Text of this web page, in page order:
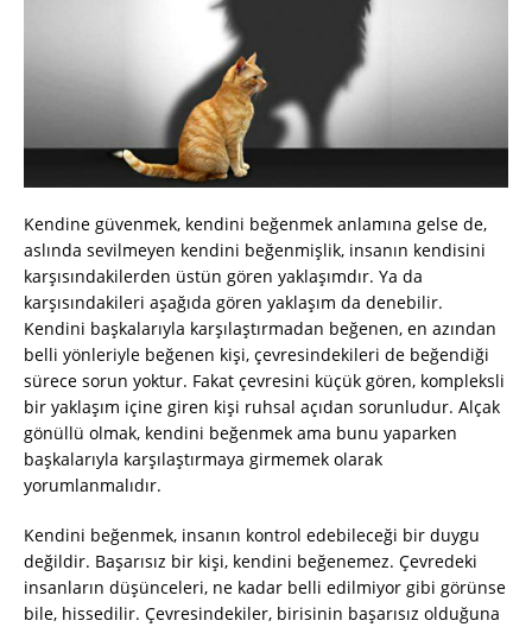
Kendine güvenmek, kendini beğenmek anlamına gelse de,
aslında sevilmeyen kendini beğenmişlik, insanın kendisini
karşısındakilerden üstün gören yaklaşımdır. Ya da
karşısındakileri aşağıda gören yaklaşım da denebilir.
Kendini başkalarıyla karşılaştırmadan beğenen, en azından
belli yönleriyle beğenen kişi, çevresindekileri de beğendiği
sürece sorun yoktur. Fakat çevresini küçük gören, kompleksli
bir yaklaşım içine giren kişi ruhsal açıdan sorunludur. Alçak
gönüllü olmak, kendini beğenmek ama bunu yaparken
başkalarıyla karşılaştırmaya girmemek olarak
yorumlanmalıdır.
Kendini beğenmek, insanın kontrol edebileceği bir duygu
değildir. Başarısız bir kişi, kendini beğenemez. Çevredeki
insanların düşünceleri, ne kadar belli edilmiyor gibi görünse
bile, hissedilir. Çevresindekiler, birisinin başarısız olduğuna